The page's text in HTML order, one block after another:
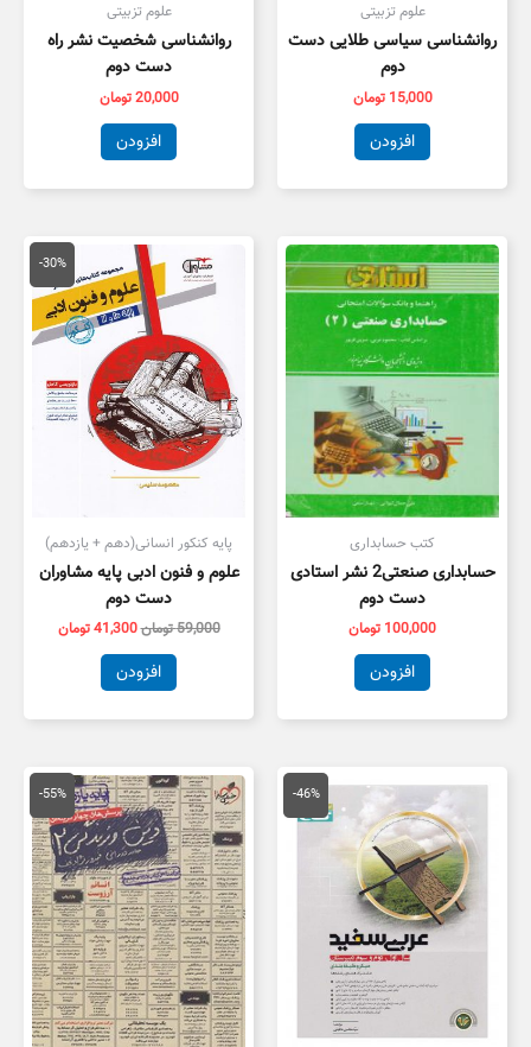
علوم تزبیتی
روانشناسی سیاسی طلایی دست
دوم
15,000 تومان
افزودن
علوم تزبیتی
روانشناسی شخصیت نشر راه
دست دوم
20,000تومان
افزودن
کتب حسابداری
حسابداری صنعتی2 نشر استادی
دست دوم
100,000 تومان
افزودن
-30%
پایه کنکور انسانی(دهم + یازدهم)
علوم و فنون ادبی پایه مشاوران
دست دوم
59,000تومان
قیمت
اصلی
59,000 تومان
بود.
41,300تومان
قیمت
فعلی
است.
افزودن
-46%
اصلی
175,000 تومان
بود.
قیمت
فعلی
95,000 تومان
-55%
قیمت
اصلی
55,000 تومان
بود.
قیمت
فعلی
است.